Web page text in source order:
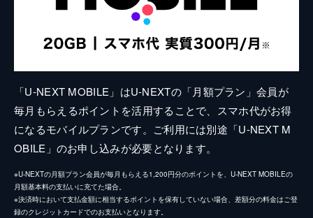
「U-NEXT MOBILE」はU-NEXTの「月額プラン」会員が
毎月もらえるポイントを活用することで、スマホ代がお得
になるモバイルプランです。ご利用には別途「U-NEXT M
OBILE」のお申し込みが必要となります。
※U-NEXTの月額プラン会員が毎月もらえる1,200円分のポイントを、U-NEXT MOBILEの
月額基本料の支払いに充てた場合。
※決済時において支払金額に相当するポイントを保有していない場合、差額分の料金はご登
録のクレジットカードでのお支払いとなります。